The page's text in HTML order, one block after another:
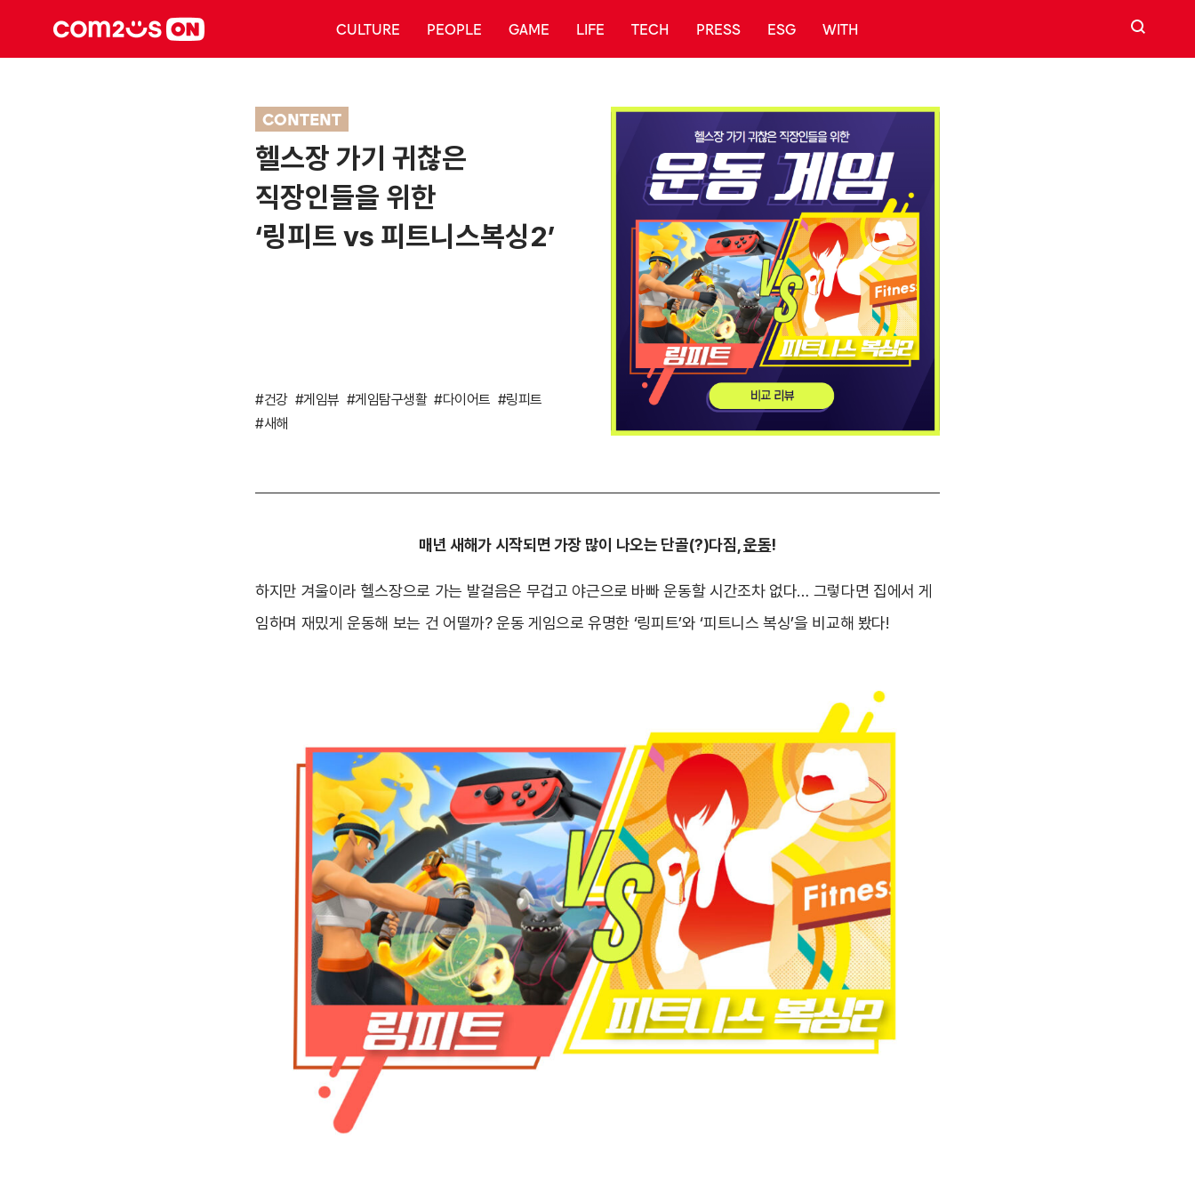
CULTURE PEOPLE GAME LIFE TECH PRESS ESG WITH 검색
CONTENT
헬스장 가기 귀찮은
직장인들을 위한
‘링피트 vs 피트니스복싱2’
#건강 #게임뷰 #게임탐구생활 #다이어트 #링피트
#새해
매년 새해가 시작되면 가장 많이 나오는 단골(?)다짐, 운동!
하지만 겨울이라 헬스장으로 가는 발걸음은 무겁고 야근으로 바빠 운동할 시간조차 없다… 그렇다면 집에서 게
임하며 재밌게 운동해 보는 건 어떨까? 운동 게임으로 유명한 ‘링피트’와 ‘피트니스 복싱’을 비교해 봤다!